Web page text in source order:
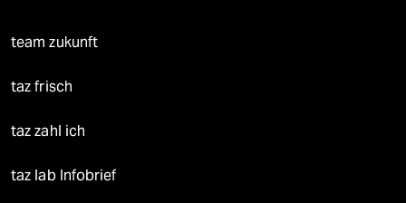
team zukunft
taz frisch
taz zahl ich
taz lab Infobrief